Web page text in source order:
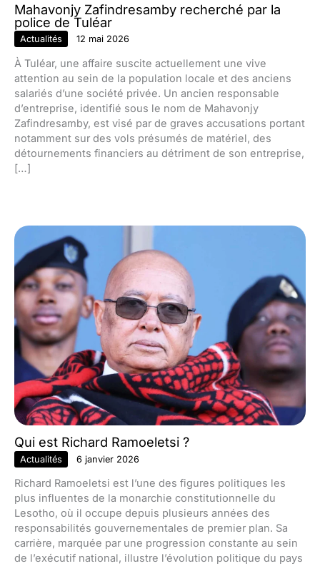
Mahavonjy Zafindresamby recherché par la
police de Tuléar
Actualités 12 mai 2026
À Tuléar, une affaire suscite actuellement une vive
attention au sein de la population locale et des anciens
salariés d’une société privée. Un ancien responsable
d’entreprise, identifié sous le nom de Mahavonjy
Zafindresamby, est visé par de graves accusations portant
notamment sur des vols présumés de matériel, des
détournements financiers au détriment de son entreprise,
[…]
Qui est Richard Ramoeletsi ?
Actualités 6 janvier 2026
Richard Ramoeletsi est l’une des figures politiques les
plus influentes de la monarchie constitutionnelle du
Lesotho, où il occupe depuis plusieurs années des
responsabilités gouvernementales de premier plan. Sa
carrière, marquée par une progression constante au sein
de l’exécutif national, illustre l’évolution politique du pays